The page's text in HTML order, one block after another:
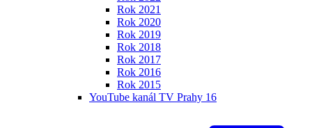
Rok 2021
Rok 2020
Rok 2019
Rok 2018
Rok 2017
Rok 2016
Rok 2015
YouTube kanál TV Prahy 16